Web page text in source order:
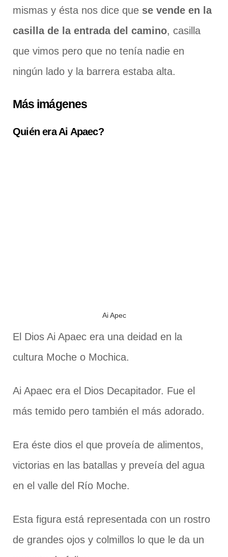
mismas y ésta nos dice que se vende en la
casilla de la entrada del camino, casilla
que vimos pero que no tenía nadie en
ningún lado y la barrera estaba alta.
Más imágenes
Quién era Ai Apaec?
Ai Apec
El Dios Ai Apaec era una deidad en la
cultura Moche o Mochica.
Ai Apaec era el Dios Decapitador. Fue el
más temido pero también el más adorado.
Era éste dios el que proveía de alimentos,
victorias en las batallas y preveía del agua
en el valle del Río Moche.
Esta figura está representada con un rostro
de grandes ojos y colmillos lo que le da un